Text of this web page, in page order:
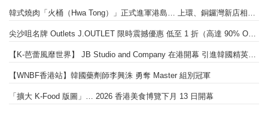
韓式燒肉「火桶（Hwa Tong）」正式進軍港島… 上環、銅鑼灣新店相繼開幕
尖沙咀名牌 Outlets J.OUTLET 限時震撼優惠 低至 1 折（高達 90% OFF）
【K-芭蕾風靡世界】 JB Studio and Company 在港開幕 引進韓國精英芭蕾教育系統
【WNBF香港站】韓國藥劑師李興洙 勇奪 Master 組別冠軍
「擴大 K-Food 版圖」… 2026 香港美食博覽下月 13 日開幕